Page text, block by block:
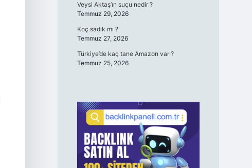
Veysi Aktaş’ın suçu nedir ?
Temmuz 29, 2026
Koç sadık mı ?
Temmuz 27, 2026
Türkiye’de kaç tane Amazon var ?
Temmuz 25, 2026